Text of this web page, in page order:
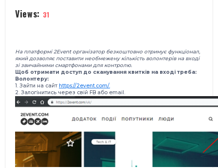
Views: 31
На платформі 2Event організатор безкоштовно отримує функціонал,
який дозволяє поставити необмежену кількість волонтерів на вході
зі звичайними смартфонами для контролю.
Щоб отримати доступ до сканування квитків на вході треба:
Волонтеру:
1. Зайти на сайт https://2event.com/.
2. Залогінитись через свій FB або email.